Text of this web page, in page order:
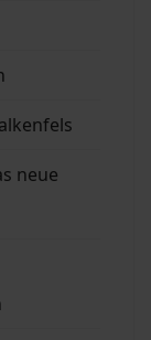
neue